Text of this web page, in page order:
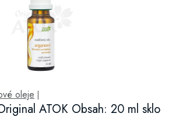
oleje
ATOK Obsah: 20 ml sklo